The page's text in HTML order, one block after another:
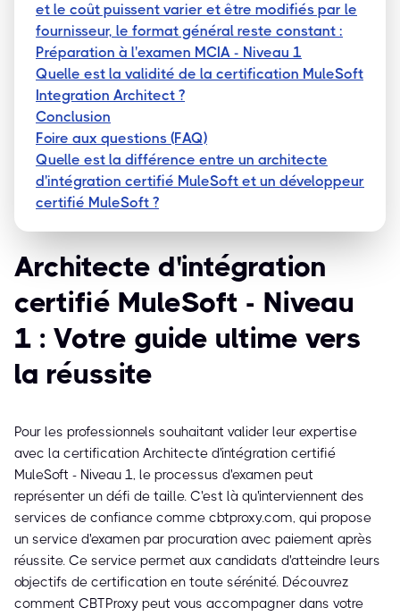
et le coût puissent varier et être modifiés par le
fournisseur, le format général reste constant :
Préparation à l'examen MCIA - Niveau 1
Quelle est la validité de la certification MuleSoft
Integration Architect ?
Conclusion
Foire aux questions (FAQ)
Quelle est la différence entre un architecte
d'intégration certifié MuleSoft et un développeur
certifié MuleSoft ?
Architecte d'intégration
certifié MuleSoft - Niveau
1 : Votre guide ultime vers
la réussite
Pour les professionnels souhaitant valider leur expertise
avec la certification Architecte d'intégration certifié
MuleSoft - Niveau 1, le processus d'examen peut
représenter un défi de taille. C'est là qu'interviennent des
services de confiance comme cbtproxy.com, qui propose
un service d'examen par procuration avec paiement après
réussite. Ce service permet aux candidats d'atteindre leurs
objectifs de certification en toute sérénité. Découvrez
comment CBTProxy peut vous accompagner dans votre